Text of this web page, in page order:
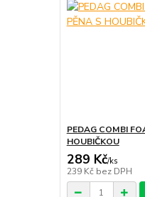
PEDAG COMBI
HOUBIČKOU
289 Kč/ks
239 Kč bez DPH